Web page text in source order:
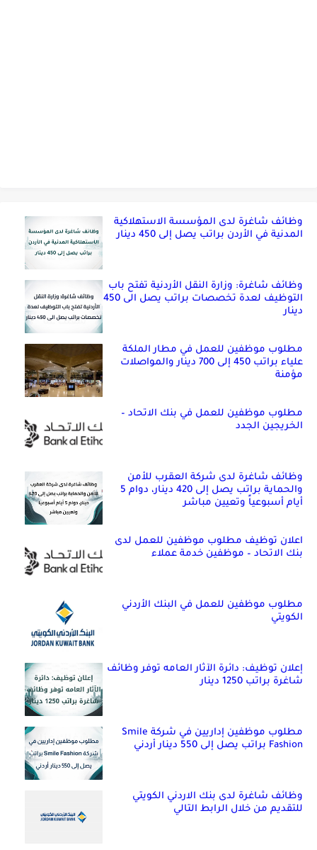
وظائف شاغرة لدى المؤسسة الاستهلاكية
المدنية في الأردن براتب يصل إلى 450 دينار
وظائف شاغرة: وزارة النقل الأردنية تفتح باب
التوظيف لعدة تخصصات براتب يصل الى 450
دينار
مطلوب موظفين للعمل في مطار الملكة
علياء براتب 450 إلى 700 دينار والمواصلات
مؤمنة
مطلوب موظفين للعمل في بنك الاتحاد –
الخريجين الجدد
وظائف شاغرة لدى شركة العقرب للأمن
والحماية براتب يصل إلى 420 دينار، دوام 5
أيام أسبوعياً وتعيين مباشر
اعلان توظيف مطلوب موظفين للعمل لدى
بنك الاتحاد – موظفين خدمة عملاء
مطلوب موظفين للعمل في البنك الأردني
الكويتي
إعلان توظيف: دائرة الآثار العامه توفر وظائف
شاغرة براتب 1250 دينار
مطلوب موظفين إداريين في شركة Smile
Fashion براتب يصل إلى 550 دينار أردني
وظائف شاغرة لدى بنك الاردني الكويتي
للتقديم من خلال الرابط التالي